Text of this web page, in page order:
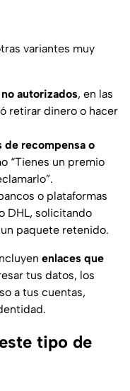
variantes muy
autorizados, en las
retirar dinero o hacer
de recompensa o
“Tienes un premio
o plataformas
DHL, solicitando
paquete retenido.
enlaces que
tus datos, los
a tus cuentas,
tipo de